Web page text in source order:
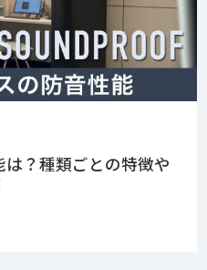
？種類ごとの特徴や